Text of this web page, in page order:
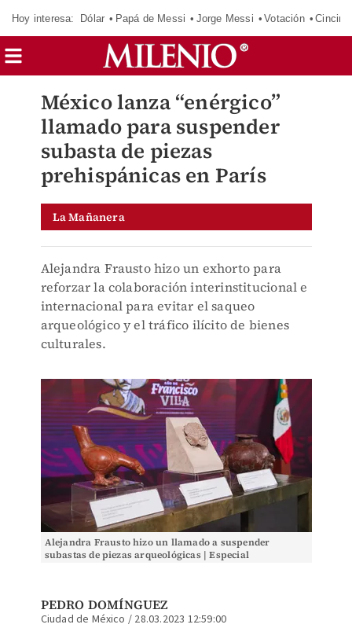
Hoy interesa: Dólar Papá de Messi Jorge Messi Votación
México lanza “enérgico”
llamado para suspender
subasta de piezas
prehispánicas en París
La Mañanera
Alejandra Frausto hizo un exhorto para
reforzar la colaboración interinstitucional e
internacional para evitar el saqueo
arqueológico y el tráfico ilícito de bienes
culturales.
Alejandra Frausto hizo un llamado a suspender
subastas de piezas arqueológicas | Especial
PEDRO DOMÍNGUEZ
Ciudad de México / 28.03.2023 12:59:00